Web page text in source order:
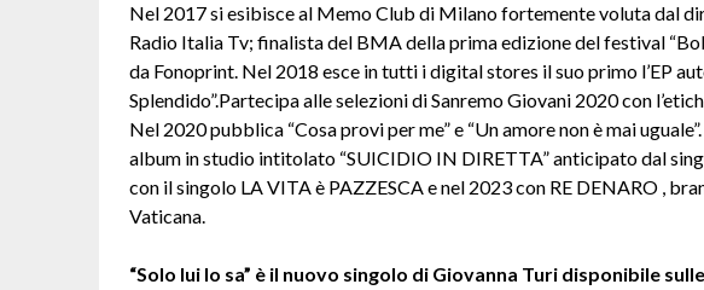
Nel 2017 si esibisce al Memo Club di Milano fortemente voluta dal
Radio Italia Tv; finalista del BMA della prima edizione del festival
da Fonoprint. Nel 2018 esce in tutti i digital stores il suo primo l’EP
Splendido”.Partecipa alle selezioni di Sanremo Giovani 2020 con
Nel 2020 pubblica “Cosa provi per me” e “Un amore non è mai
album in studio intitolato “SUICIDIO IN DIRETTA” anticipato dal
con il singolo LA VITA è PAZZESCA e nel 2023 con RE DENARO ,
Vaticana.
“Solo lui lo sa” è il nuovo singolo di Giovanna Turi disponibile